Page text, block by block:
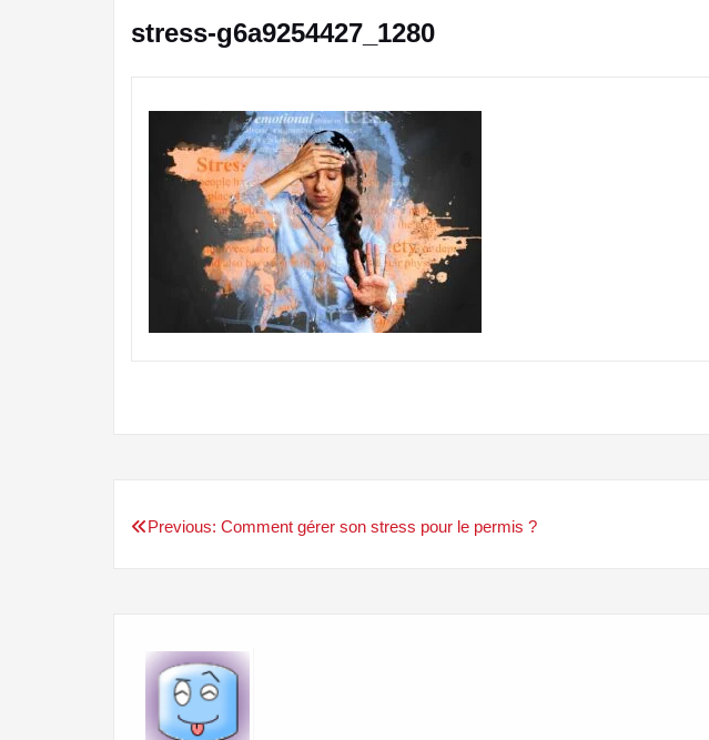
stress-g6a9254427_1280
Navigation
l’article
Previous: Comment gérer son stress pour le permis ?